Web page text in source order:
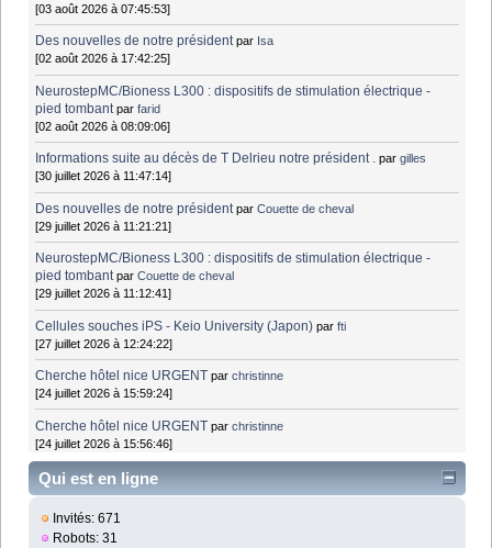
[03 août 2026 à 07:45:53]
Des nouvelles de notre président par Isa
[02 août 2026 à 17:42:25]
NeurostepMC/Bioness L300 : dispositifs de stimulation électrique -
pied tombant parfarid
[02 août 2026 à 08:09:06]
Informations suite au décès de T Delrieu notre président . pargilles
[30 juillet 2026 à 11:47:14]
Des nouvelles de notre président parCouette de cheval
[29 juillet 2026 à 11:21:21]
NeurostepMC/Bioness L300 : dispositifs de stimulation électrique -
pied tombant parCouette de cheval
[29 juillet 2026 à 11:12:41]
Cellules souches iPS - Keio University (Japon) parfti
[27 juillet 2026 à 12:24:22]
Cherche hôtel nice URGENT parchristinne
[24 juillet 2026 à 15:59:24]
Cherche hôtel nice URGENT parchristinne
[24 juillet 2026 à 15:56:46]
Qui est en ligne
Invités: 671
Robots: 31